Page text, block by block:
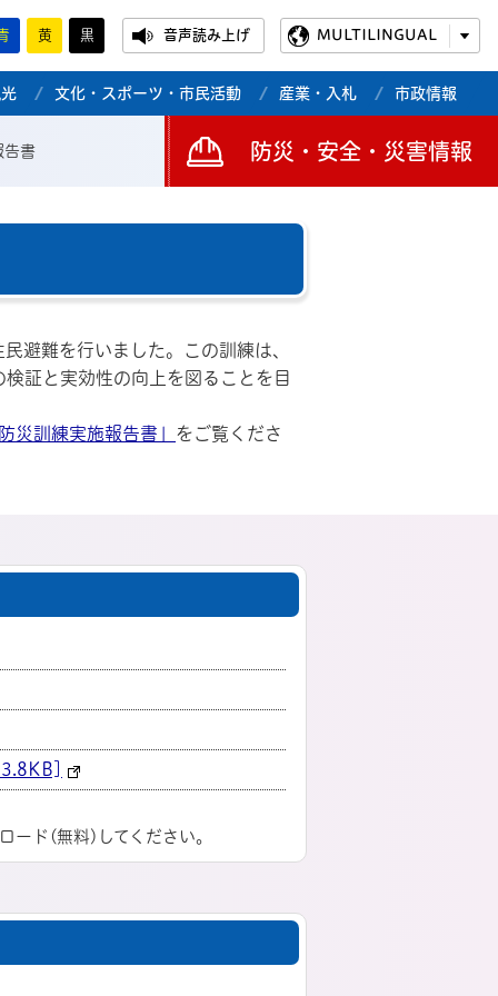
黄 黒 音声読み上げ MULTILINGUAL
文化・スポーツ・市民活動 産業・入札 市政情報
告書 防災・安全・災害情報
避難を行いました。この訓練は、
証と実効性の向上を図ることを目
災訓練実施報告書」 をご覧くださ
ード(無料)してください。